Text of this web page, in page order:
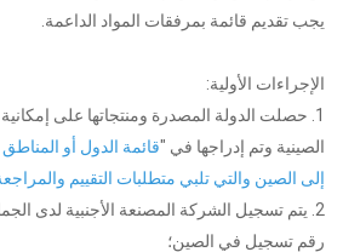
يجب تقديم قائمة بمرفقات المواد الداعمة.
الإجراءات الأولية:
1. حصلت الدولة المصدرة ومنتجاتها على
الصينية وتم إدراجها في "قائمة الدول أو
إلى الصين والتي تلبي متطلبات التقييم
2. يتم تسجيل الشركة المصنعة الأجنبية لدى
رقم تسجيل في الصين؛